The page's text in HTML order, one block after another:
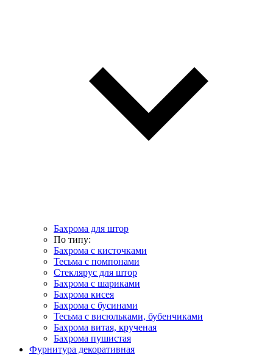
Бахрома для штор
По типу:
Бахрома с кисточками
Тесьма с помпонами
Стеклярус для штор
Бахрома с шариками
Бахрома кисея
Бахрома с бусинами
Тесьма с висюльками, бубенчиками
Бахрома витая, крученая
Бахрома пушистая
Фурнитура декоративная